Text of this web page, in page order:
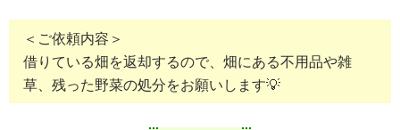
＜ご依頼内容＞
借りている畑を返却するので、畑にある不用品や雑
草、残った野菜の処分をお願いします💡